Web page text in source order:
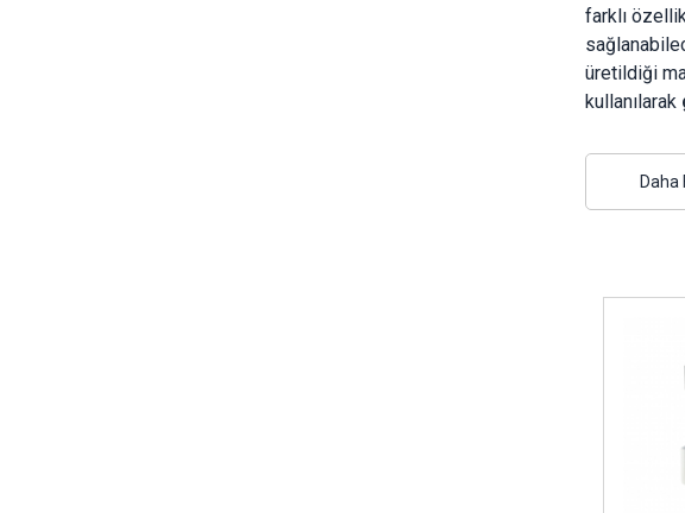
farklı
üretildiği
kullanılarak
Gömme
Gömme
kapı
alınması
İç Kapı
Gömme iç
modeli
yönde
Daha